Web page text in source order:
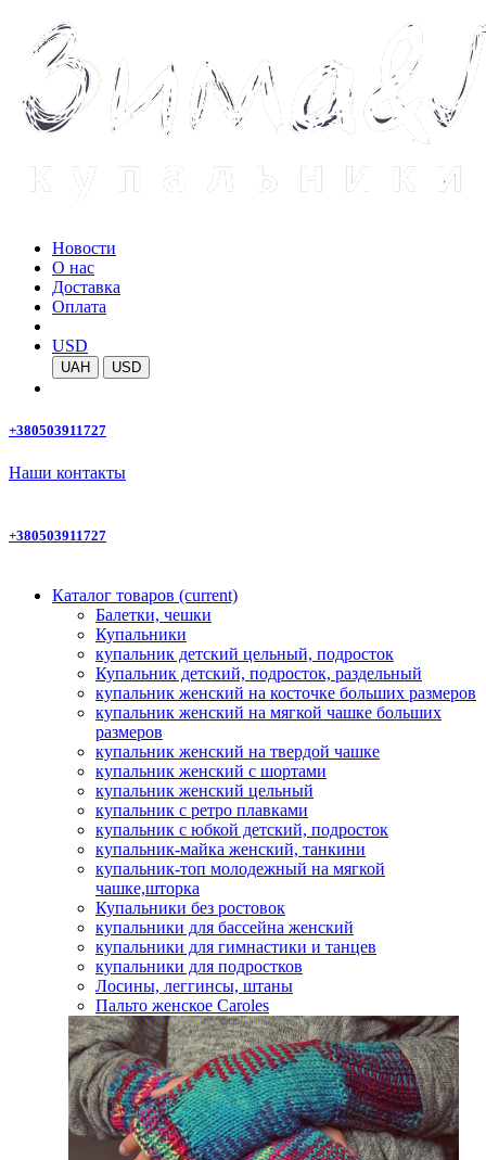
Новости
О нас
Доставка
Оплата
USD
UAH USD
+380503911727
Наши контакты
+380503911727
Каталог товаров (current)
Балетки, чешки
Купальники
купальник детский цельный, подросток
Купальник детский, подросток, раздельный
купальник женский на косточке больших размеров
купальник женский на мягкой чашке больших
размеров
купальник женский на твердой чашке
купальник женский с шортами
купальник женский цельный
купальник с ретро плавками
купальник с юбкой детский, подросток
купальник-майка женский, танкини
купальник-топ молодежный на мягкой
чашке,шторка
Купальники без ростовок
купальники для бассейна женский
купальники для гимнастики и танцев
купальники для подростков
Лосины, леггинсы, штаны
Пальто женское Caroles